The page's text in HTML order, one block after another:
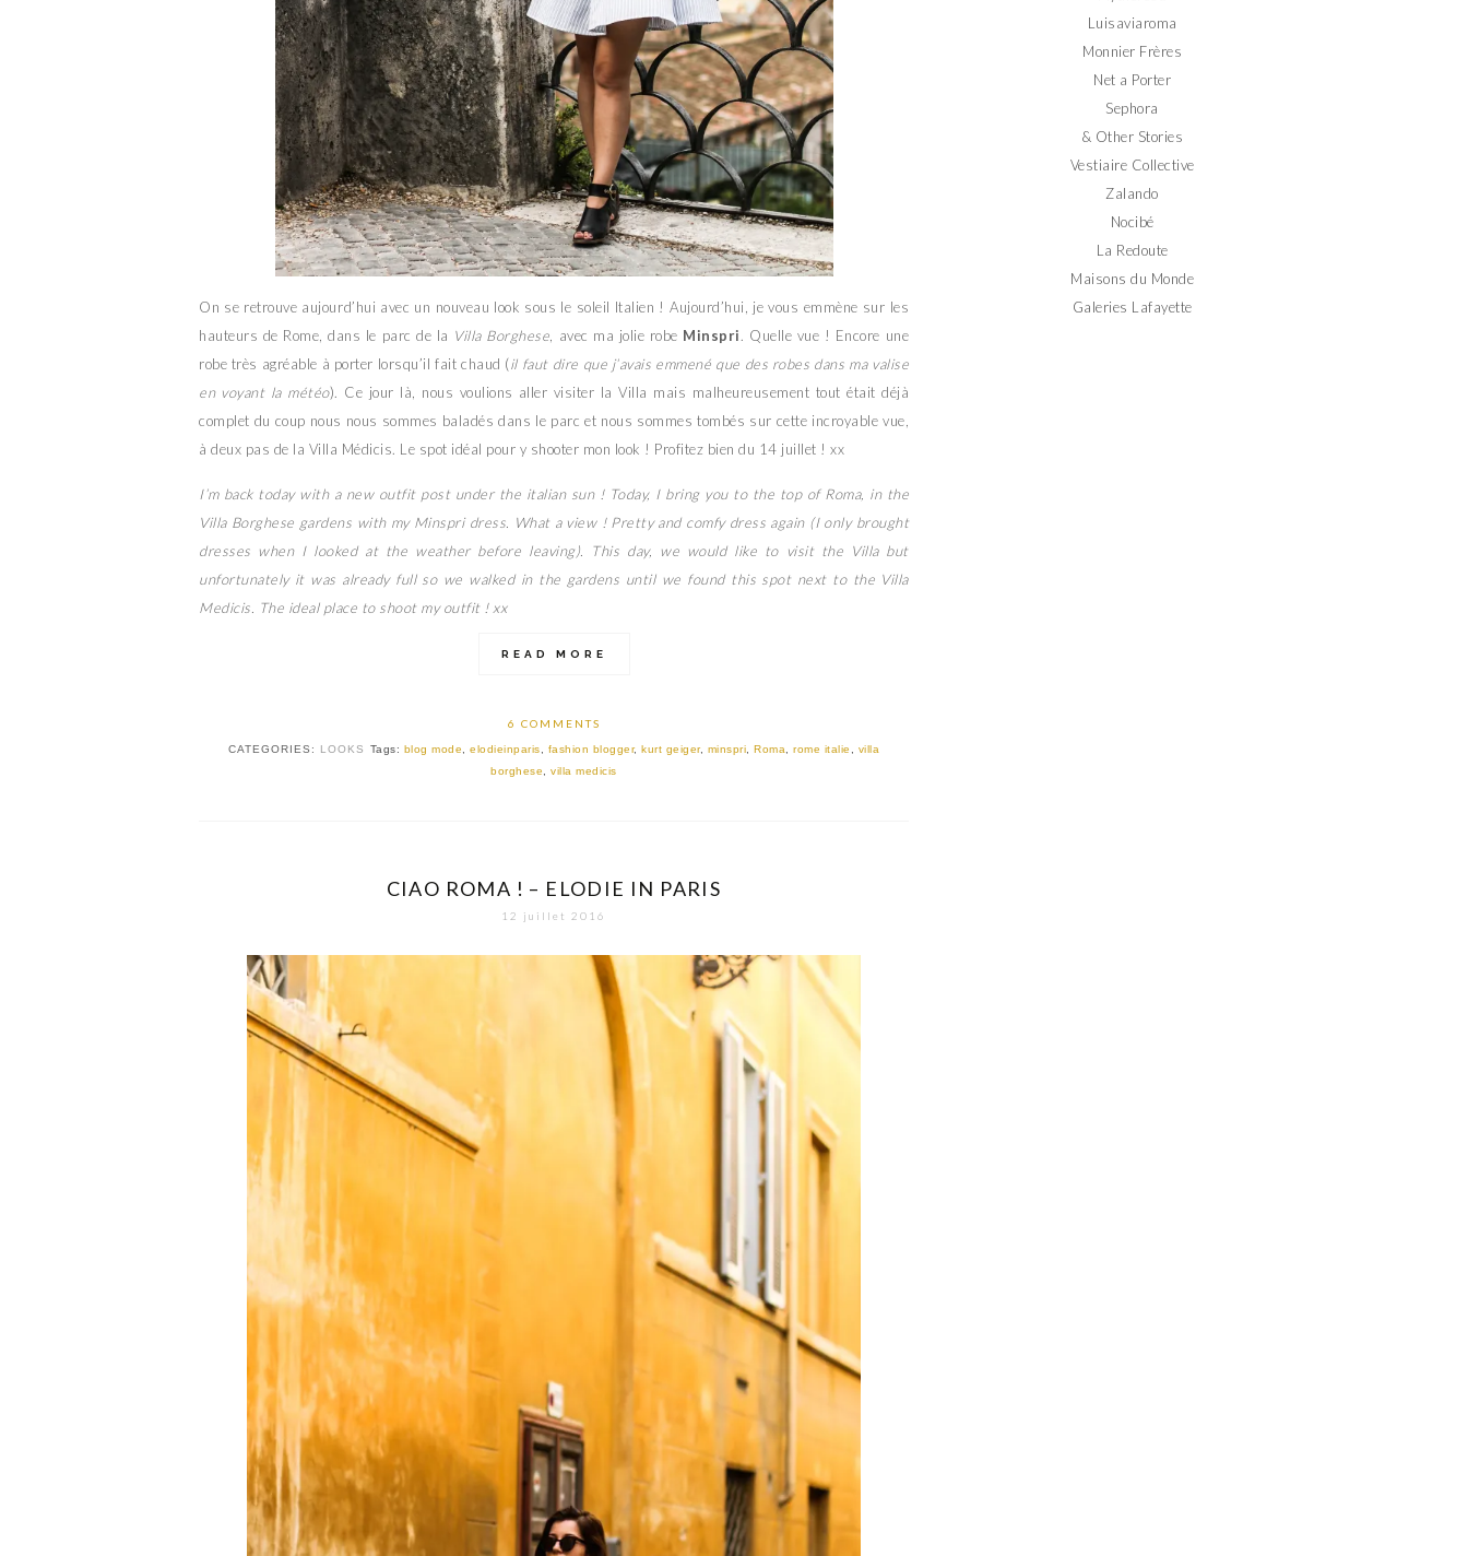
On se retrouve aujourd’hui avec un nouveau look sous le soleil Italien ! Aujourd’hui, je vous emmène sur les
hauteurs de Rome, dans le parc de la Villa Borghese , avec ma jolie robe Minspri. Quelle vue ! Encore une
robe très agréable à porter lorsqu’il fait chaud (il faut dire que j’avais emmené que des robes dans ma valise
en voyant la météo). Ce jour là, nous voulions aller visiter la Villa mais malheureusement tout était déjà
complet du coup nous nous sommes baladés dans le parc et nous sommes tombés sur cette incroyable vue,
à deux pas de la Villa Médicis. Le spot idéal pour y shooter mon look ! Profitez bien du 14 juillet ! xx
I’m back today with a new outfit post under the italian sun ! Today, I bring you to the top of Roma, in the
Villa Borghese gardens with my Minspri dress. What a view ! Pretty and comfy dress again (I only brought
dresses when I looked at the weather before leaving). This day, we would like to visit the Villa but
unfortunately it was already full so we walked in the gardens until we found this spot next to the Villa
Medicis. The ideal place to shoot my outfit ! xx
READ MORE
6 COMMENTS
CATEGORIES: LOOKS Tags: blog mode ,elodieinparis fashion blogger,kurt geiger, minspri ,Roma ,rome italie
villa
borghese
,villa medicis
CIAO ROMA ! – ELODIE IN PARIS
12 juillet 2016
Luisaviaroma
Monnier Frères
Net a Porter
Sephora
& Other Stories
Vestiaire Collective
Zalando
Nocibé
La Redoute
Maisons du Monde
Galeries Lafayette